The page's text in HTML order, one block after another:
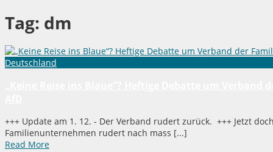
Tag: dm
Deutschland
+++ Update am 1. 12. - Der Verband rudert zurück. +++ Jetzt
Familienunternehmen rudert nach mass [...]
Read More